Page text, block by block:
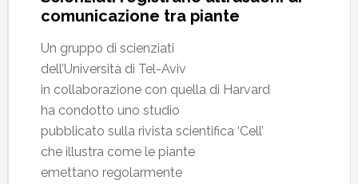
comunicazione tra piante
Un gruppo di scienziati
dell’Università di Tel-Aviv
in collaborazione con quella di Harvard
ha condotto uno studio
pubblicato sulla rivista scientifica ‘Cell’
che illustra come le piante
emettano regolarmente